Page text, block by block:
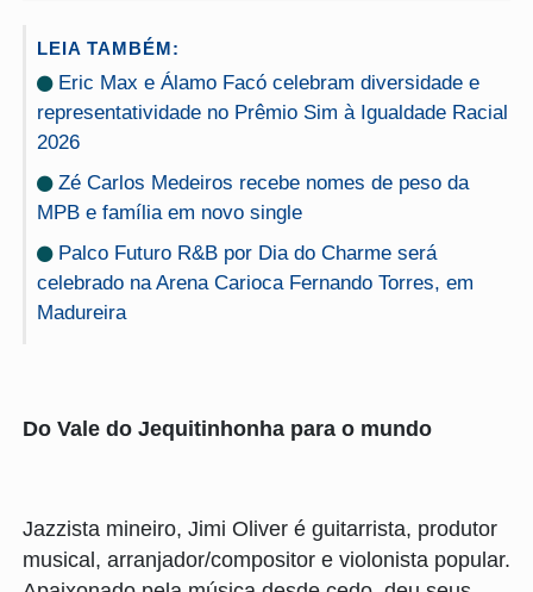
LEIA TAMBÉM:
Eric Max e Álamo Facó celebram diversidade e
representatividade no Prêmio Sim à Igualdade Racial
2026
Zé Carlos Medeiros recebe nomes de peso da
MPB e família em novo single
Palco Futuro R&B por Dia do Charme será
celebrado na Arena Carioca Fernando Torres, em
Madureira
Do Vale do Jequitinhonha para o mundo
Jazzista mineiro, Jimi Oliver é guitarrista, produtor
musical, arranjador/compositor e violonista popular.